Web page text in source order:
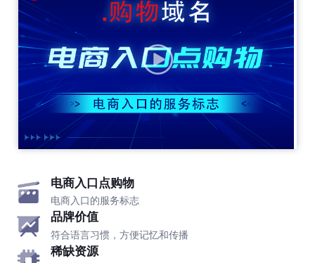
电商入口点购物
电商入口的服务标志
品牌价值
符合语言习惯，方便记忆和传播
稀缺资源